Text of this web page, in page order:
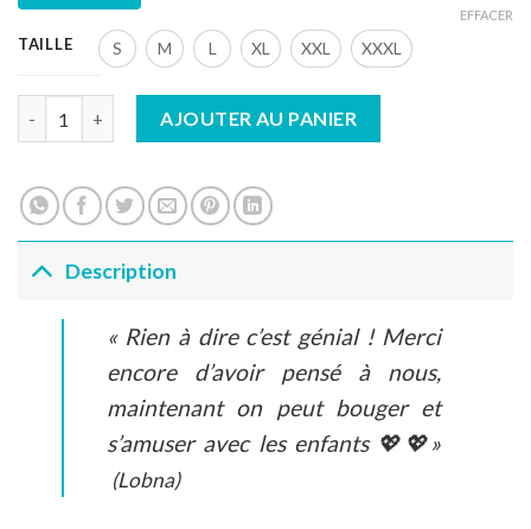
TAILLE S M L XL XXL XXXL
EFFACER
AJOUTER AU PANIER
Description
« Rien à dire c’est génial ! Merci
encore d’avoir pensé à nous,
maintenant on peut bouger et
s’amuser avec les enfants 💖💖»
(Lobna)